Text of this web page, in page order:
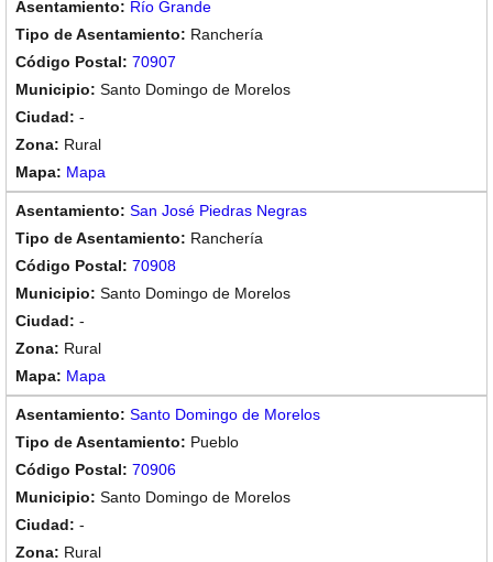
Río Grande
Ranchería
70907
Santo Domingo de Morelos
-
Rural
Mapa
San José Piedras Negras
Ranchería
70908
Santo Domingo de Morelos
-
Rural
Mapa
Santo Domingo de Morelos
Pueblo
70906
Santo Domingo de Morelos
-
Rural